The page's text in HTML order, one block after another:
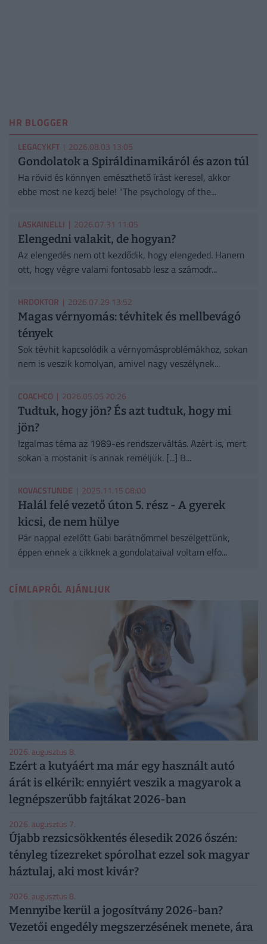
HR BLOGGER
LEGACYKFT | 2026.08.03 13:05
Gondolatok a Spiráldinamikáról és azon túl
Ha rövid és könnyen emészthető írást keresel, akkor
ebbe most ne kezdj bele! "The psychology of the...
LASKAINELLI | 2026.07.31 11:05
Elengedni valakit, de hogyan?
Az elengedés nem ott kezdődik, hogy elengeded. Hanem
ott, hogy végre valami fontosabb lesz a számodr...
HRDOKTOR | 2026.07.29 13:52
Magas vérnyomás: tévhitek és mellbevágó
tények
Sok tévhit kapcsolódik a vérnyomásproblémákhoz, sokan
nem is veszik komolyan, amivel nagy veszélynek...
COACHCO | 2026.05.05 20:26
Tudtuk, hogy jön? És azt tudtuk, hogy mi
jön?
Izgalmas téma az 1989-es rendszerváltás. Azért is, mert
sokan a mostanit is annak reméljük. [...] B...
KOVACSTUNDE | 2025.11.15 08:00
Halál felé vezető úton 5. rész - A gyerek
kicsi, de nem hülye
Pár nappal ezelőtt Gabi barátnőmmel beszélgettünk,
éppen ennek a cikknek a gondolataival voltam elfo...
CÍMLAPRÓL AJÁNLJUK
2026. augusztus 8.
Ezért a kutyáért ma már egy használt autó
árát is elkérik: ennyiért veszik a magyarok a
legnépszerűbb fajtákat 2026-ban
2026. augusztus 7.
Újabb rezsicsökkentés élesedik 2026 őszén:
tényleg tízezreket spórolhat ezzel sok magyar
háztulaj, aki most kivár?
2026. augusztus 8.
Mennyibe kerül a jogosítvány 2026-ban?
Vezetői engedély megszerzésének menete, ára